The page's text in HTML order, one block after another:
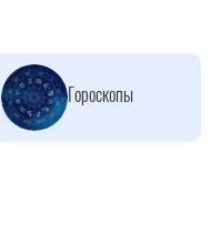
Гороскопы